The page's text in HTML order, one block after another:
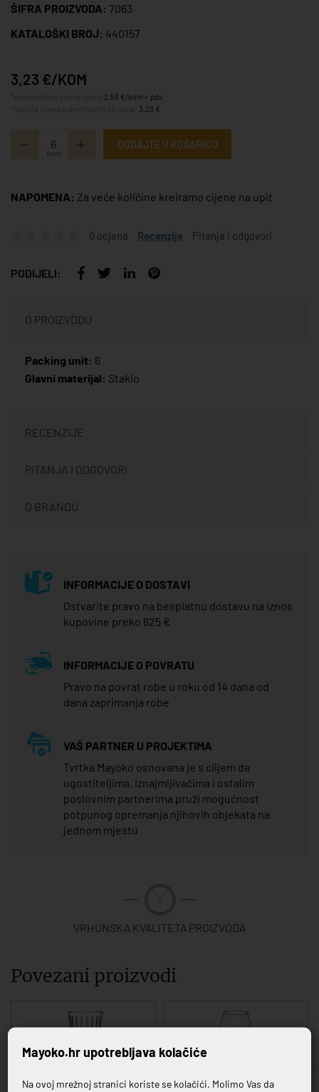
ŠIFRA PROIZVODA: 7063
KATALOŠKI BROJ: 440157
3,23 €/KOM
2,58 €/kom + pdv
3,23 €
kom
DODAJTE U KOŠARICU
NAPOMENA: Za veće količine kreiramo cijene na upit
0 ocjena Recenzije Pitanja i odgovori
PODIJELI:
O PROIZVODU
Packing unit: 6
Glavni materijal: Staklo
RECENZIJE
PITANJA I ODGOVORI
O BRANDU
INFORMACIJE O DOSTAVI
Ostvarite pravo na besplatnu dostavu na iznos
kupovine preko 625 €
INFORMACIJE O POVRATU
Pravo na povrat robe u roku od 14 dana od
dana zaprimanja robe
VAŠ PARTNER U PROJEKTIMA
Tvrtka Mayoko osnovana je s ciljem da
ugostiteljima, iznajmljivačima i ostalim
poslovnim partnerima pruži mogućnost
potpunog opremanja njihovih objekata na
jednom mjestu
VRHUNSKA KVALITETA PROIZVODA
Povezani proizvodi
Mayoko.hr upotrebljava kolačiće
Na ovoj mrežnoj stranici koriste se kolačići. Molimo Vas da